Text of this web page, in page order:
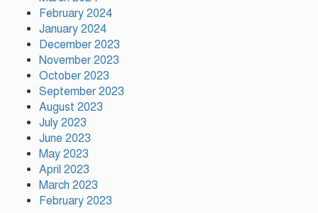
February 2024
January 2024
December 2023
November 2023
October 2023
September 2023
August 2023
July 2023
June 2023
May 2023
April 2023
March 2023
February 2023